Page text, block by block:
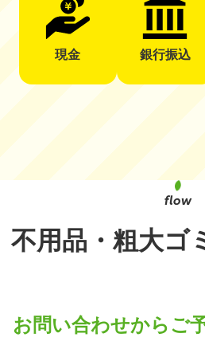
現金 銀行振込
不用品・粗大ゴ
お問い合わせからご